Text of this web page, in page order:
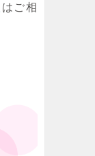
はご相